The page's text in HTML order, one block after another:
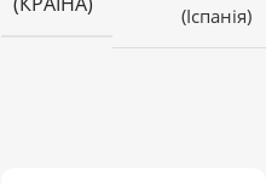
(Іспанія)